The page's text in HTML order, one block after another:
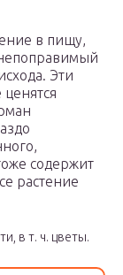
в пищу,
Эти
содержит
растение
в т. ч. цветы.